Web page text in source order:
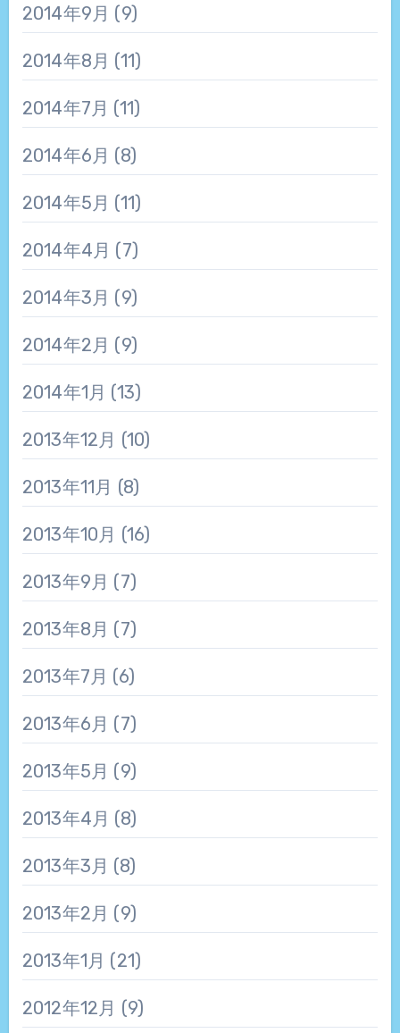
2014年9月 (9)
2014年8月 (11)
2014年7月 (11)
2014年6月 (8)
2014年5月 (11)
2014年4月 (7)
2014年3月 (9)
2014年2月 (9)
2014年1月 (13)
2013年12月 (10)
2013年11月 (8)
2013年10月 (16)
2013年9月 (7)
2013年8月 (7)
2013年7月 (6)
2013年6月 (7)
2013年5月 (9)
2013年4月 (8)
2013年3月 (8)
2013年2月 (9)
2013年1月 (21)
2012年12月 (9)